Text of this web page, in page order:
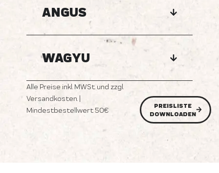
ANGUS
WAGYU
Alle Preise inkl. MWSt. und zzgl.
Versandkosten. |
Mindestbestellwert 50€
PREISLISTE
DOWNLOADEN